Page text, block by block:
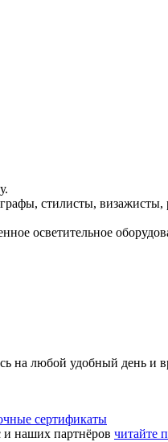
стилисты,
осветительное
на любой удобный день и
сертификаты
наших партнёров читайте